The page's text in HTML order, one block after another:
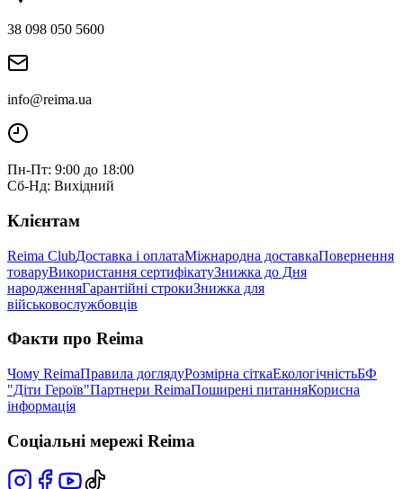
38 098 050 5600
info@reima.ua
Пн-Пт: 9:00 до 18:00
Сб-Нд: Вихідний
Клієнтам
Reima ClubДоставка і оплатаМіжнародна доставкаПовернення
товаруВикористання сертифікатуЗнижка до Дня
народженняГарантійні строкиЗнижка для
військовослужбовців
Факти про Reima
Чому ReimaПравила доглядуРозмірна сіткаЕкологічністьБФ
"Діти Героїв"Партнери ReimaПоширені питанняКорисна
інформація
Соціальні мережі Reima